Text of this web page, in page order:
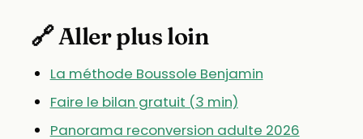
🔗 Aller plus loin
La méthode Boussole Benjamin
Faire le bilan gratuit (3 min)
Panorama reconversion adulte 2026